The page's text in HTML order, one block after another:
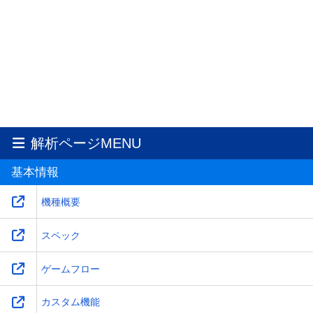
解析ページMENU
基本情報
機種概要
スペック
ゲームフロー
カスタム機能